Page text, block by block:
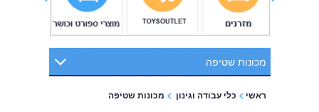
מכונות שטיפה
ראשי כלי עבודה וגינון מכונות שטיפה